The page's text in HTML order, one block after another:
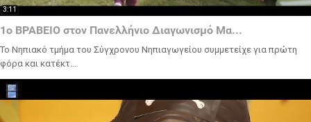
3:11
1ο ΒΡΑΒΕΙΟ στον Πανελλήνιο Διαγωνισμό Μα...
Το Νηπιακό τμήμα του Σύγχρονου Νηπιαγωγείου συμμετείχε για πρώτη
φόρα και κατέκτ...